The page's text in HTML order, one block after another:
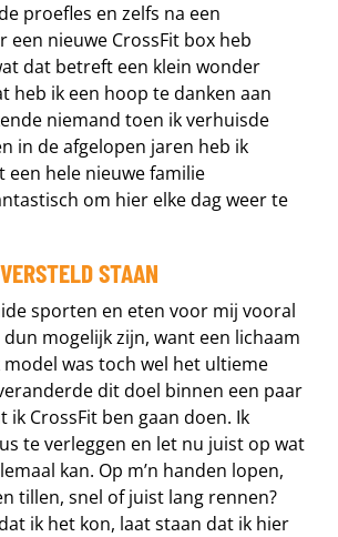
proefles en zelfs na een
een nieuwe CrossFit box heb
dat betreft een klein wonder
heb ik een hoop te danken aan
niemand toen ik verhuisde
in de afgelopen jaren heb ik
een hele nieuwe familie
om hier elke dag weer te
STAAN
sporten en eten voor mij vooral
mogelijk zijn, want een lichaam
model was toch wel het ultieme
dit doel binnen een paar
ik CrossFit ben gaan doen. Ik
te verleggen en let nu juist op wat
kan. Op m’n handen lopen,
tillen, snel of juist lang rennen?
ik het kon, laat staan dat ik hier